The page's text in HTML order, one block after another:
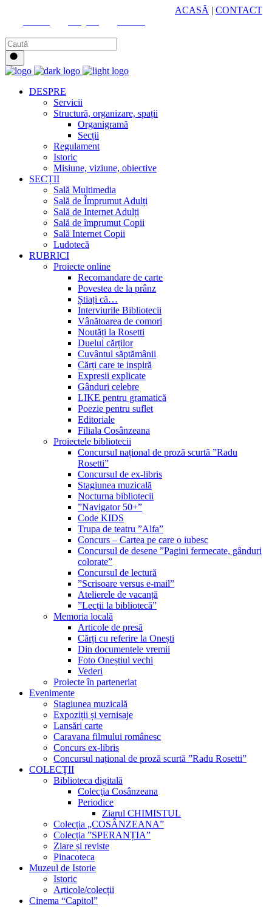
ACASĂ | CONTACT
DESPRE
Servicii
Structură, organizare, spații
Organigramă
Secții
Regulament
Istoric
Misiune, viziune, obiective
SECȚII
Sală Multimedia
Sală de Împrumut Adulți
Sală de Internet Adulți
Sală de împrumut Copii
Sală Internet Copii
Ludotecă
RUBRICI
Proiecte online
Recomandare de carte
Povestea de la prânz
Știați că…
Interviurile Bibliotecii
Vânătoarea de comori
Noutăți la Rosetti
Duelul cărților
Cuvântul săptămânii
Cărți care te inspiră
Expresii explicate
Gânduri celebre
LIKE pentru gramatică
Poezie pentru suflet
Editoriale
Filiala Cosânzeana
Proiectele bibliotecii
Concursul național de proză scurtă ”Radu
Rosetti”
Concursul de ex-libris
Stagiunea muzicală
Nocturna bibliotecii
”Navigator 50+”
Code KIDS
Trupa de teatru ”Alfa”
Concurs – Cartea pe care o iubesc
Concursul de desene ”Pagini fermecate, gânduri
colorate”
Concursul de lectură
”Scrisoare versus e-mail”
Atelierele de vacanță
”Lecții la bibliotecă”
Memoria locală
Articole de presă
Cărți cu referire la Onești
Din documentele vremii
Foto Oneștiul vechi
Vederi
Proiecte în parteneriat
Evenimente
Stagiunea muzicală
Expoziții și vernisaje
Lansări carte
Caravana filmului românesc
Concurs ex-libris
Concursul național de proză scurtă ”Radu Rosetti”
COLECŢII
Biblioteca digitală
Colecţia Cosânzeana
Periodice
Ziarul CHIMISTUL
Colecția „COSÂNZEANA”
Colecția ”SPERANȚIA”
Ziare și reviste
Pinacoteca
Muzeul de Istorie
Istoric
Articole/colecții
Cinema “Capitol”